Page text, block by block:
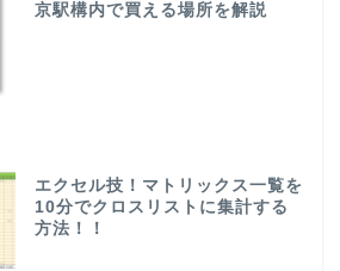
京駅構内で買える場所を解説
エクセル技！マトリックス一覧を
10分でクロスリストに集計する
方法！！